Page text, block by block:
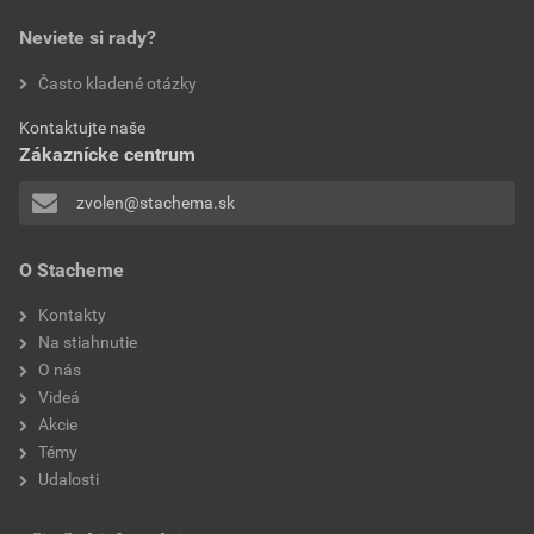
bez DPH za ks
Technický list
GC420 PUR lepidlo na drevo D4- TL
Stiahnuť
Veľkosť
0,27 MB
použitie
aplikácia
O Stacheme
Kontakty
Na stiahnutie
O nás
Videá
Akcie
Témy
Udalosti
Neviete si rady?
Často kladené otázky
Kontaktujte naše
Zákaznícke centrum
zvolen@stachema.sk